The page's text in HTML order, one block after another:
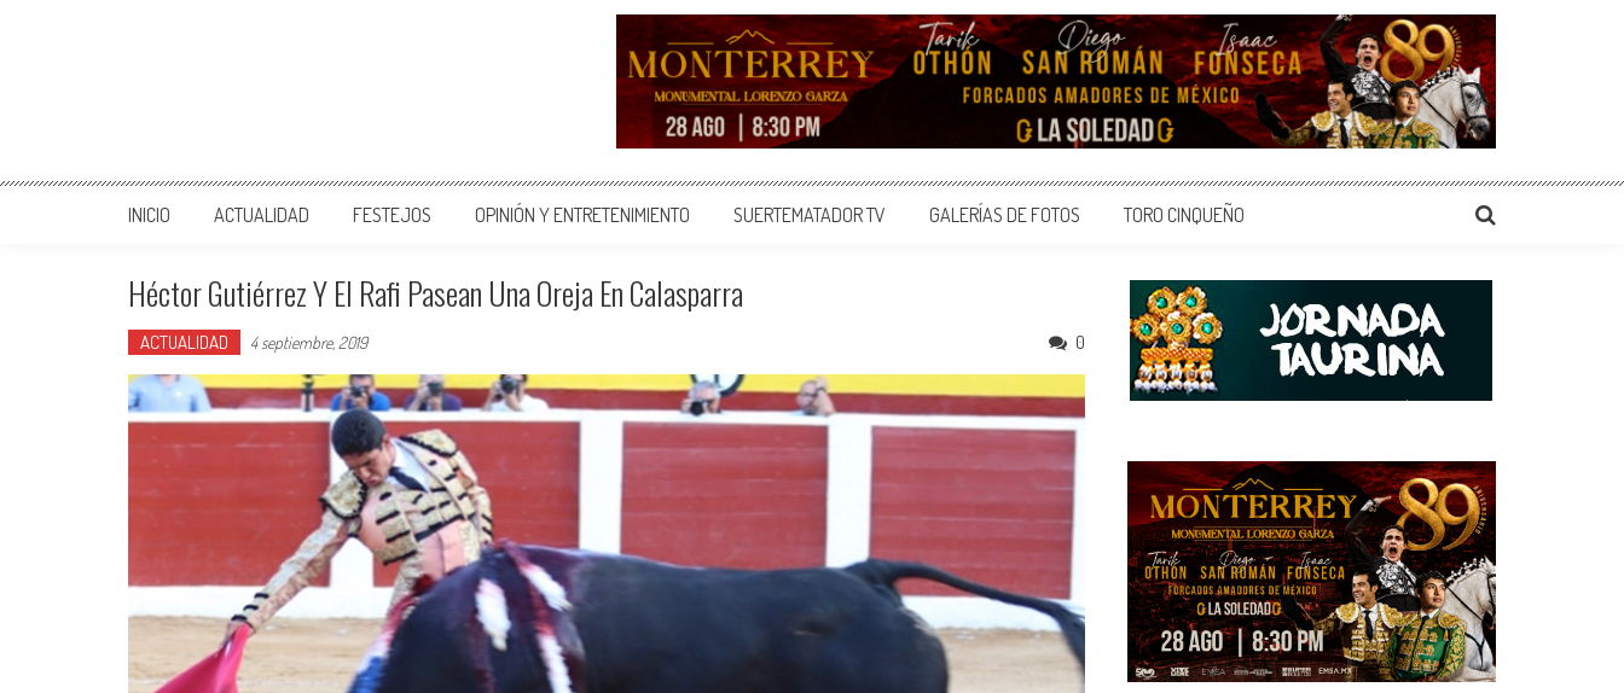
INICIO ACTUALIDAD FESTEJOS OPINIÓN Y ENTRETENIMIENTO SUERTEMATADOR TV GALERÍAS DE FOTOS TORO CINQUEÑO
Héctor Gutiérrez Y El Rafi Pasean Una Oreja En Calasparra
ACTUALIDAD 4 septiembre, 2019 0